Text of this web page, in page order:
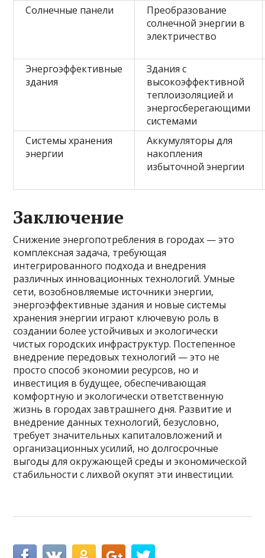
Солнечные панели
Преобразование
солнечной энергии в
электричество
Энергоэффективные
здания
Здания с
высокоэффективной
теплоизоляцией и
энергосберегающими
системами
Системы хранения
энергии
Аккумуляторы для
накопления
избыточной энергии
Заключение
Снижение энергопотребления в городах — это
комплексная задача, требующая
интегрированного подхода и внедрения
различных инновационных технологий. Умные
сети, возобновляемые источники энергии,
энергоэффективные здания и новые системы
хранения энергии играют ключевую роль в
создании более устойчивых и экологически
чистых городских инфраструктур. Постепенное
внедрение передовых технологий — это не
просто способ экономии ресурсов, но и
инвестиция в будущее, обеспечивающая
комфортную и экологически ответственную
жизнь в городах завтрашнего дня. Развитие и
внедрение данных технологий, безусловно,
требует значительных капиталовложений и
организационных усилий, но долгосрочные
выгоды для окружающей среды и экономической
стабильности с лихвой окупят эти инвестиции.